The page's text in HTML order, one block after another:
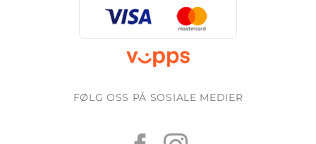
FØLG OSS PÅ SOSIALE MEDIER